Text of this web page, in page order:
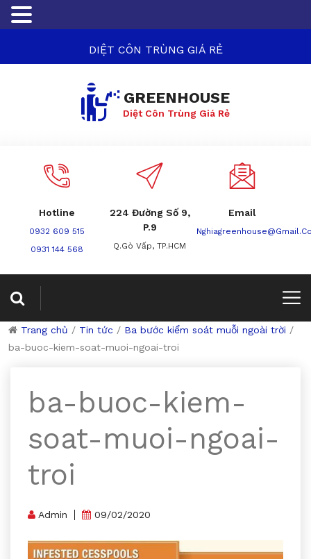
DIỆT CÔN TRÙNG GIÁ RẺ
GREENHOUSE
Diệt Côn Trùng Giá Rẻ
Hotline
0932 609 515
0931 144 568
224 Đường Số 9,
P.9
Q.Gò Vấp, TP.HCM
Email
Trang chủ / Tin tức / Ba bước kiểm soát muỗi ngoài trời /
ba-buoc-kiem-soat-muoi-ngoai-troi
ba-buoc-kiem-
soat-muoi-ngoai-
troi
Admin 09/02/2020